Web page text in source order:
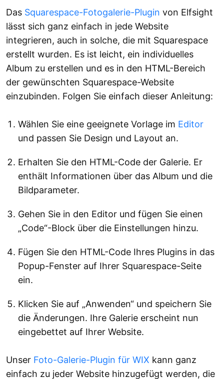
Das Squarespace-Fotogalerie-Plugin von Elfsight
lässt sich ganz einfach in jede Website
integrieren, auch in solche, die mit Squarespace
erstellt wurden. Es ist leicht, ein individuelles
Album zu erstellen und es in den HTML-Bereich
der gewünschten Squarespace-Website
einzubinden. Folgen Sie einfach dieser Anleitung:
Wählen Sie eine geeignete Vorlage im Editor
und passen Sie Design und Layout an.
Erhalten Sie den HTML-Code der Galerie. Er
enthält Informationen über das Album und die
Bildparameter.
Gehen Sie in den Editor und fügen Sie einen
„Code“-Block über die Einstellungen hinzu.
Fügen Sie den HTML-Code Ihres Plugins in das
Popup-Fenster auf Ihrer Squarespace-Seite
ein.
Klicken Sie auf „Anwenden“ und speichern Sie
die Änderungen. Ihre Galerie erscheint nun
eingebettet auf Ihrer Website.
Unser Foto-Galerie-Plugin für WIX kann ganz
einfach zu jeder Website hinzugefügt werden, die